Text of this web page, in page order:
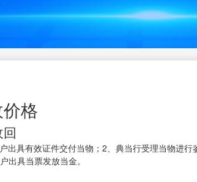
格
出具有效证件交付当物；2、典当行受理当物进
出具当票发放当金。